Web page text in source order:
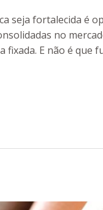
seja fortalecida é
no
E não é que